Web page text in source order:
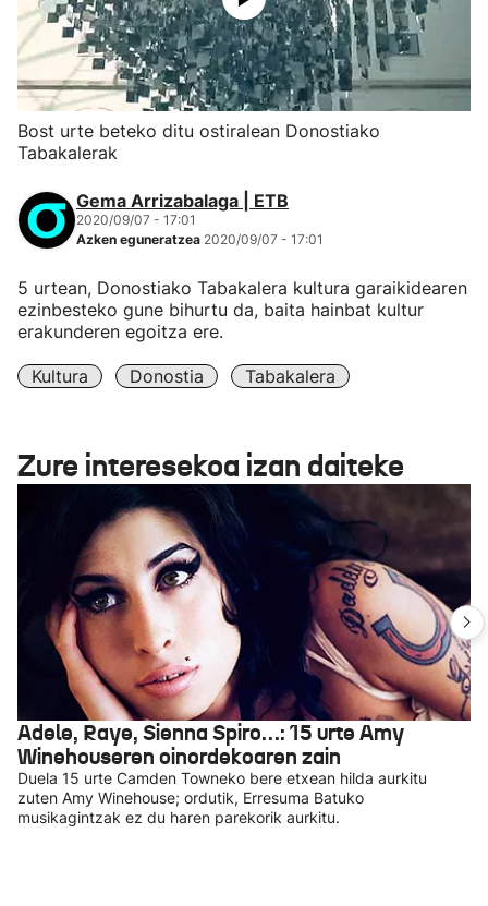
Bost urte beteko ditu ostiralean Donostiako
Tabakalerak
Gema Arrizabalaga | ETB
2020/09/07 - 17:01
Azken eguneratzea 2020/09/07 - 17:01
5 urtean, Donostiako Tabakalera kultura garaikidearen
ezinbesteko gune bihurtu da, baita hainbat kultur
erakunderen egoitza ere.
Kultura Donostia Tabakalera
Zure interesekoa izan daiteke
Adele, Raye, Sienna Spiro…: 15 urte Amy
Winehouseren oinordekoaren zain
Duela 15 urte Camden Towneko bere etxean hilda aurkitu
zuten Amy Winehouse; ordutik, Erresuma Batuko
musikagintzak ez du haren parekorik aurkitu.